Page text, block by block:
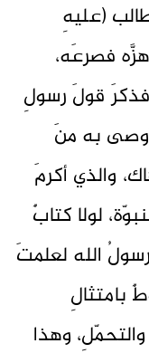
(عليهِ
فصرعَه،
فذكرَ قولَ رسولِ
أوصى به منَ
والذي أكرمَ
لولا كتابٌ
الله لعلمتَ
بامتثالِ
وهذا